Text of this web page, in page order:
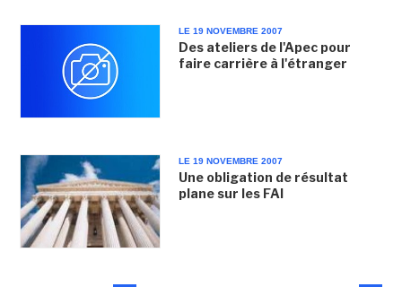
LE 19 NOVEMBRE 2007
Des ateliers de l'Apec pour
faire carrière à l'étranger
LE 19 NOVEMBRE 2007
Une obligation de résultat
plane sur les FAI